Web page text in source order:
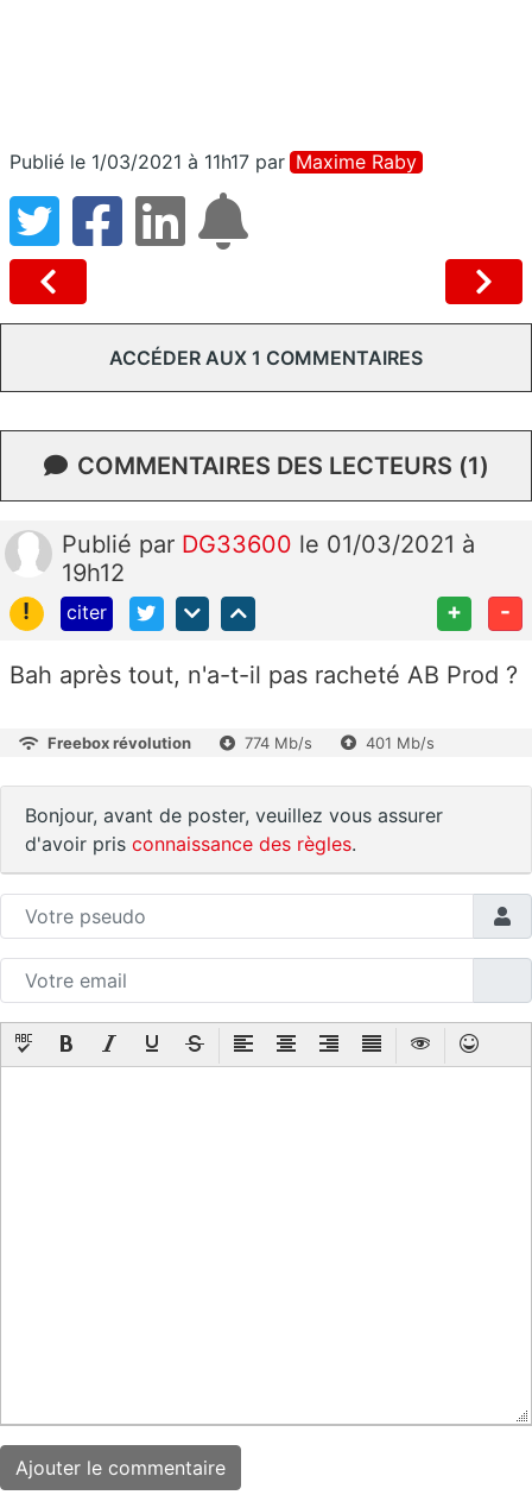
Publié le 1/03/2021 à 11h17 par Maxime Raby
ACCÉDER AUX 1 COMMENTAIRES
COMMENTAIRES DES LECTEURS (1)
Publié par DG33600 le 01/03/2021 à
19h12
!
citer + -
Bah après tout, n'a-t-il pas racheté AB Prod ?
Freebox révolution 774 Mb/s 401 Mb/s
Bonjour, avant de poster, veuillez vous assurer
d'avoir pris connaissance des règles.